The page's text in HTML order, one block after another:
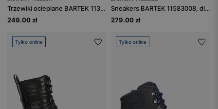
Trzewiki ocieplane BARTEK 11385011, dla dziewcząt, czarny
249.00 zł
Sneakers BARTEK 11583008, dla dziewcząt, beżowo-złoty
279.00 zł
Tylko online Tylko online